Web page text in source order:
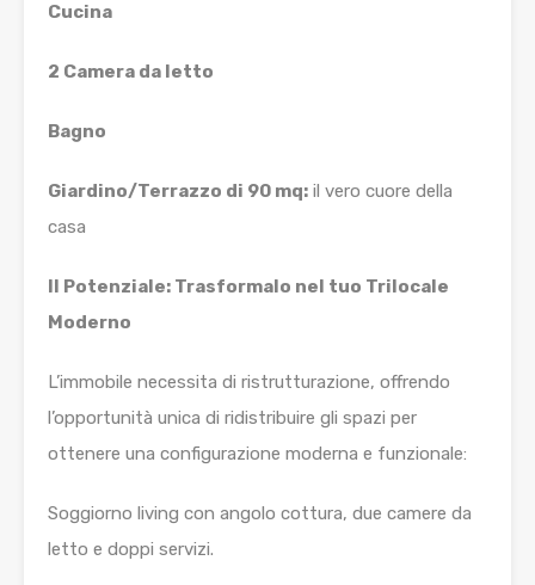
Cucina
2 Camera da letto
Bagno
Giardino/Terrazzo di 90 mq: il vero cuore della
casa
Il Potenziale: Trasformalo nel tuo Trilocale
Moderno
L’immobile necessita di ristrutturazione, offrendo
l’opportunità unica di ridistribuire gli spazi per
ottenere una configurazione moderna e funzionale:
Soggiorno living con angolo cottura, due camere da
letto e doppi servizi.